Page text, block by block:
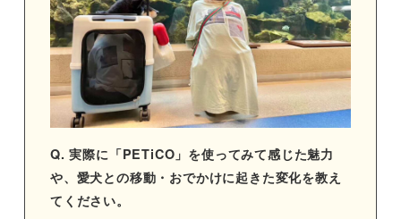
Q. 実際に「PETiCO」を使ってみて感じた魅力
や、愛犬との移動・おでかけに起きた変化を教え
てください。